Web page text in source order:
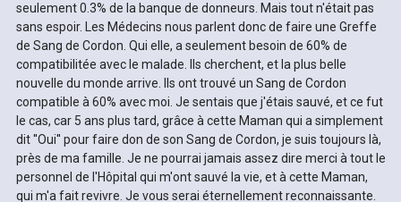
seulement 0.3% de la banque de donneurs. Mais tout n'était pas
sans espoir. Les Médecins nous parlent donc de faire une Greffe
de Sang de Cordon. Qui elle, a seulement besoin de 60% de
compatibilitée avec le malade. Ils cherchent, et la plus belle
nouvelle du monde arrive. Ils ont trouvé un Sang de Cordon
compatible à 60% avec moi. Je sentais que j'étais sauvé, et ce fut
le cas, car 5 ans plus tard, grâce à cette Maman qui a simplement
dit ''Oui'' pour faire don de son Sang de Cordon, je suis toujours là,
près de ma famille. Je ne pourrai jamais assez dire merci à tout le
personnel de l'Hôpital qui m'ont sauvé la vie, et à cette Maman,
qui m'a fait revivre. Je vous serai éternellement reconnaissante.